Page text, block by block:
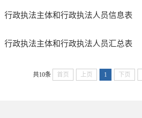
行政执法主体和行政执法人员信息表
行政执法主体和行政执法人员汇总表
共10条 首页 上页 1 下页